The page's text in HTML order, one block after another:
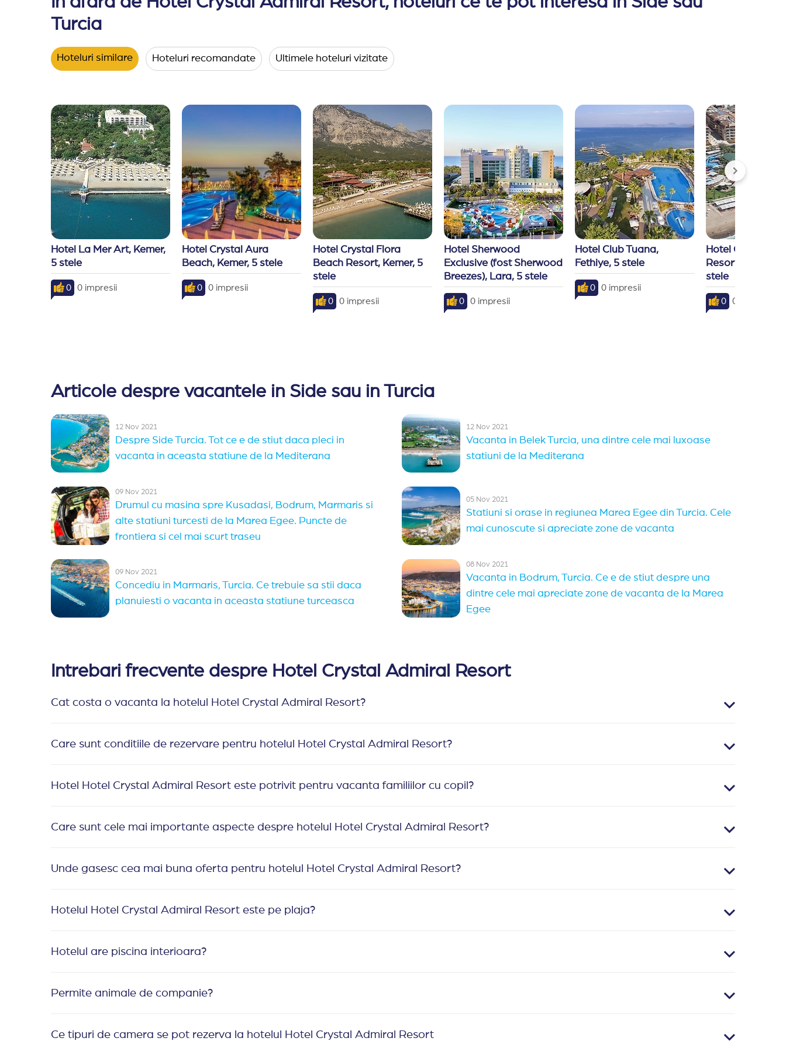
*Hotelul isi rezerva dreptul de a efectua modificari asupra serviciilor, fara o notificare in prealabil.
Turcia
Hoteluri similare Hoteluri recomandate Ultimele hoteluri vizitate
Hotel La Mer Art, Kemer,
5 stele
0 0 impresii
Hotel Crystal Aura
Beach, Kemer, 5 stele
0 0 impresii
Hotel Crystal Flora
Beach Resort, Kemer, 5
stele
0 0 impresii
Hotel Sherwood
Exclusive (fost Sherwood
Breezes), Lara, 5 stele
0 0 impresii
Hotel Club Tuana,
Fethiye, 5 stele
0 0 impresii
Hotel Crystal
Resort & SPA,
stele
0 0 impresii
Articole despre vacantele in Side sau in Turcia
12 Nov 2021
Despre Side Turcia. Tot ce e de stiut daca pleci in
vacanta in aceasta statiune de la Mediterana
12 Nov 2021
Vacanta in Belek Turcia, una dintre cele mai luxoase
statiuni de la Mediterana
09 Nov 2021
Drumul cu masina spre Kusadasi, Bodrum, Marmaris si
alte statiuni turcesti de la Marea Egee. Puncte de
frontiera si cel mai scurt traseu
05 Nov 2021
Statiuni si orase in regiunea Marea Egee din Turcia. Cele
mai cunoscute si apreciate zone de vacanta
09 Nov 2021
Concediu in Marmaris, Turcia. Ce trebuie sa stii daca
planuiesti o vacanta in aceasta statiune turceasca
08 Nov 2021
Vacanta in Bodrum, Turcia. Ce e de stiut despre una
dintre cele mai apreciate zone de vacanta de la Marea
Egee
Intrebari frecvente despre Hotel Crystal Admiral Resort
Cat costa o vacanta la hotelul Hotel Crystal Admiral Resort?
Care sunt conditiile de rezervare pentru hotelul Hotel Crystal Admiral Resort?
Hotel Hotel Crystal Admiral Resort este potrivit pentru vacanta familiilor cu copil?
Care sunt cele mai importante aspecte despre hotelul Hotel Crystal Admiral Resort?
Unde gasesc cea mai buna oferta pentru hotelul Hotel Crystal Admiral Resort?
Hotelul Hotel Crystal Admiral Resort este pe plaja?
Hotelul are piscina interioara?
Permite animale de companie?
Ce tipuri de camera se pot rezerva la hotelul Hotel Crystal Admiral Resort